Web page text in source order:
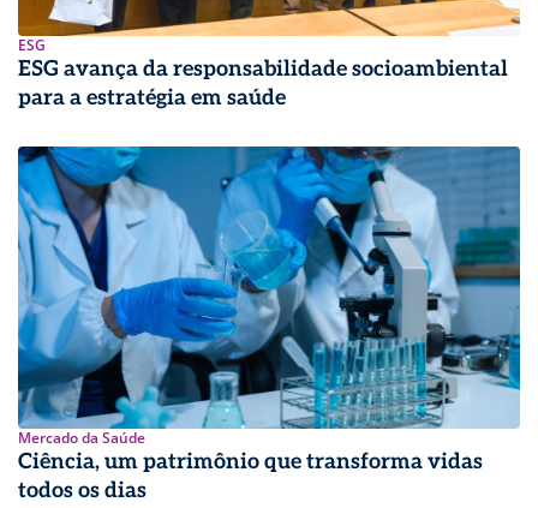
ESG
ESG avança da responsabilidade socioambiental
para a estratégia em saúde
Mercado da Saúde
Ciência, um patrimônio que transforma vidas
todos os dias